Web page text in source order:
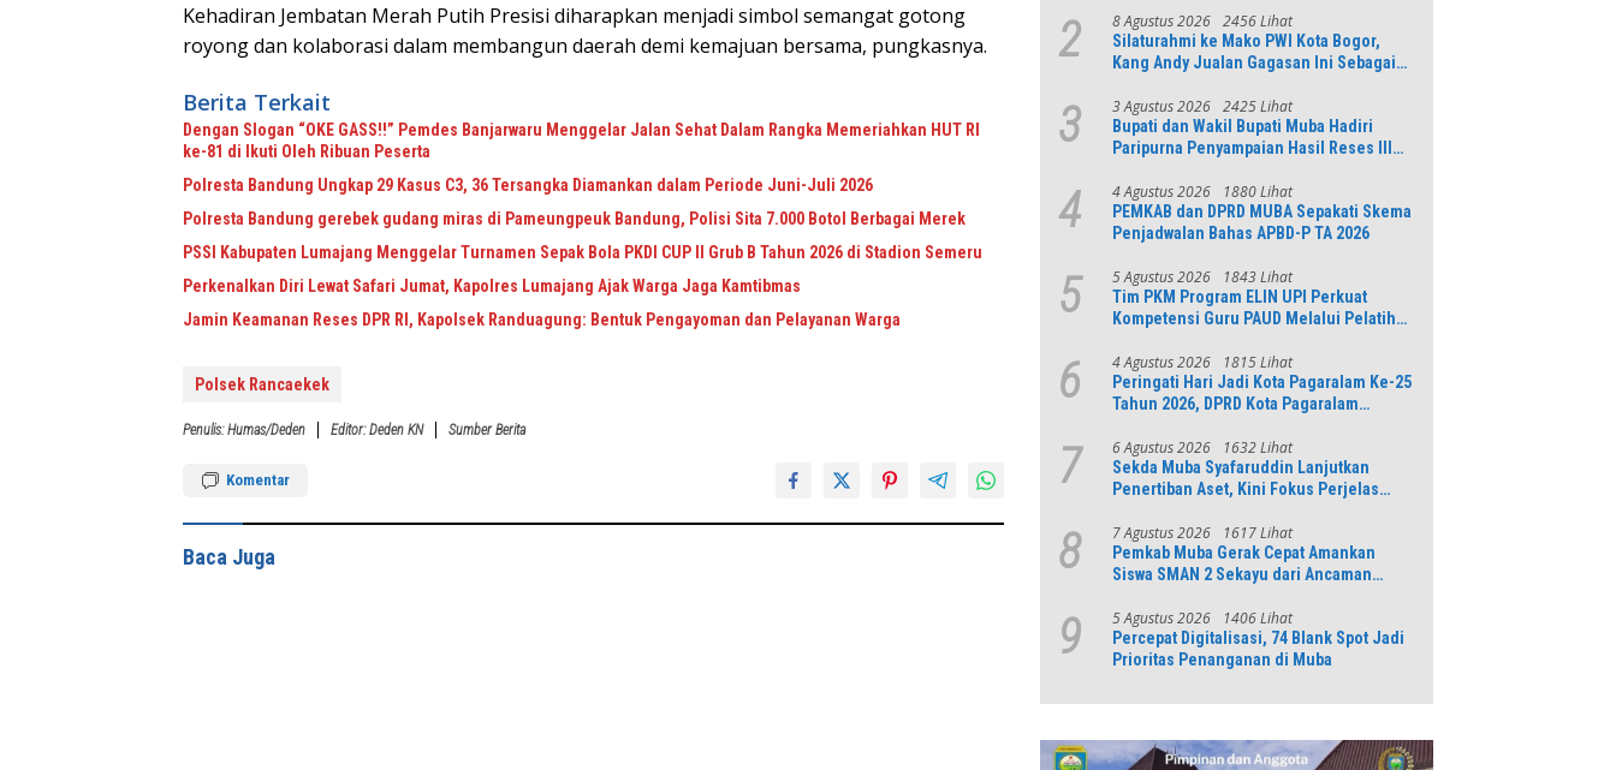
Kehadiran Jembatan Merah Putih Presisi diharapkan menjadi simbol semangat gotong
royong dan kolaborasi dalam membangun daerah demi kemajuan bersama, pungkasnya.
Berita Terkait
Dengan Slogan “OKE GASS!!” Pemdes Banjarwaru Menggelar Jalan Sehat Dalam Rangka Memeriahkan HUT RI
ke-81 di Ikuti Oleh Ribuan Peserta
Polresta Bandung Ungkap 29 Kasus C3, 36 Tersangka Diamankan dalam Periode Juni-Juli 2026
Polresta Bandung gerebek gudang miras di Pameungpeuk Bandung, Polisi Sita 7.000 Botol Berbagai Merek
PSSI Kabupaten Lumajang Menggelar Turnamen Sepak Bola PKDI CUP II Grub B Tahun 2026 di Stadion Semeru
Perkenalkan Diri Lewat Safari Jumat, Kapolres Lumajang Ajak Warga Jaga Kamtibmas
Jamin Keamanan Reses DPR RI, Kapolsek Randuagung: Bentuk Pengayoman dan Pelayanan Warga
Polsek Rancaekek
Penulis: Humas/deden Editor: Deden KN Sumber Berita
Komentar
Baca Juga
2 8 Agustus 2026 2456 Lihat
Silaturahmi ke Mako PWI Kota Bogor,
Kang Andy Jualan Gagasan Ini Sebagai
3 3 Agustus 2026 2425 Lihat
Bupati dan Wakil Bupati Muba Hadiri
Paripurna Penyampaian Hasil Reses III
4 4 Agustus 2026 1880 Lihat
PEMKAB dan DPRD MUBA Sepakati Skema
Penjadwalan Bahas APBD-P TA 2026
5 5 Agustus 2026 1843 Lihat
Tim PKM Program ELIN UPI Perkuat
Kompetensi Guru PAUD Melalui Pelatihan
Numerasi
6 4 Agustus 2026 1815 Lihat
Peringati Hari Jadi Kota Pagaralam Ke-25
Tahun 2026, DPRD Kota Pagaralam
7 6 Agustus 2026 1632 Lihat
Sekda Muba Syafaruddin Lanjutkan
Penertiban Aset, Kini Fokus Perjelas
8 7 Agustus 2026 1617 Lihat
Pemkab Muba Gerak Cepat Amankan
Siswa SMAN 2 Sekayu dari Ancaman
9 5 Agustus 2026 1406 Lihat
Percepat Digitalisasi, 74 Blank Spot Jadi
Prioritas Penanganan di Muba